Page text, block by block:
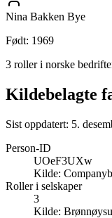
Nina Bakken Bye
Født: 1969
3 roller i norske
Kildebelagte
Sist oppdatert: 5.
Person-ID
UOeF3UXw
Kilde:
Roller i selskaper
3
Kilde: